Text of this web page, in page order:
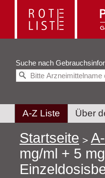
Suche nach
A-Z Liste Über
Startseite
mg/ml + 5